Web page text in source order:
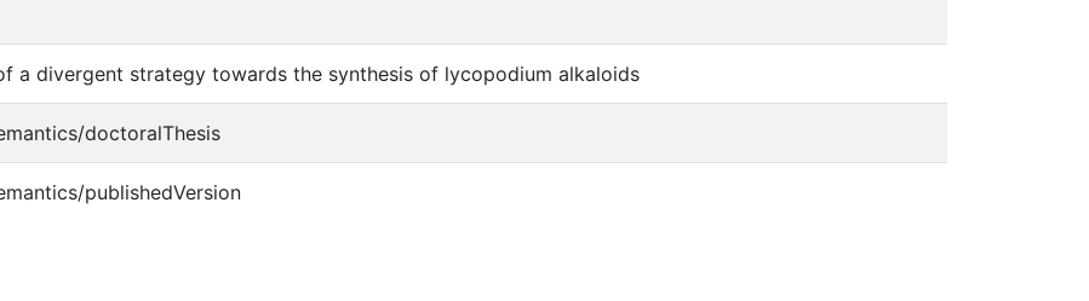
a divergent strategy towards the synthesis of lycopodium alkaloids
doctoralThesis
publishedVersion